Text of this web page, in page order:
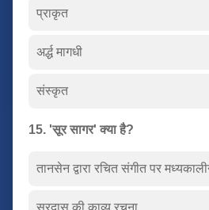
प्राकृत
अर्द्ध मागधी
संस्कृत
15. 'सूर सागर' क्या है?
तानसेन द्वारा रचित संगीत पर
सूरदास की काव्य रचना